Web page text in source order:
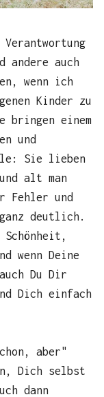
andere auch
wenn ich
Kinder zu
einem
und
Sie lieben
alt man
Fehler und
deutlich.
wenn Deine
Du Dir
Dich einfach
aber"
Dich selbst
dann